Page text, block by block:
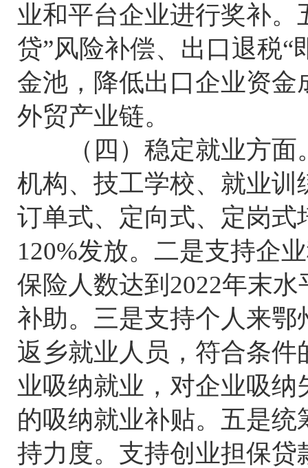
业和平台企业进行奖补
贷”风险补偿、出口退税“
金池，降低出口企业资
外贸产业链。
（四）稳定就业方面
机构、技工学校、就业
订单式、定向式、定岗
120%发放。二是支持企
保险人数达到2022年末
补助。三是支持个人来
返乡就业人员，符合条件
业吸纳就业，对企业吸
的吸纳就业补贴。五是
持力度。支持创业担保贷